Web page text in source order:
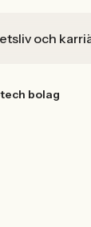
och
bolag